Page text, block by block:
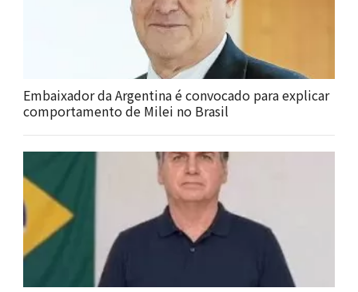
Embaixador da Argentina é convocado para explicar
comportamento de Milei no Brasil